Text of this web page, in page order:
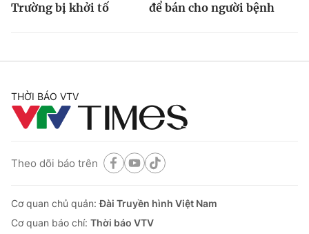
Trường bị khởi tố
để bán cho người bệnh
THỜI BÁO VTV
Theo dõi báo trên
Cơ quan chủ quản:Đài Truyền hình Việt Nam
Cơ quan báo chí: Thời báo VTV